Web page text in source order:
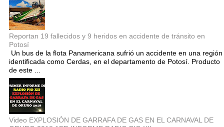
Reportan 19 fallecidos y 9 heridos en accidente de tránsito en
Potosí
Un bus de la flota Panamericana sufrió un accidente en una región
identificada como Cerdas, en el departamento de Potosí. Producto
de este ...
Video EXPLOSIÓN DE GARRAFA DE GAS EN EL CARNAVAL DE